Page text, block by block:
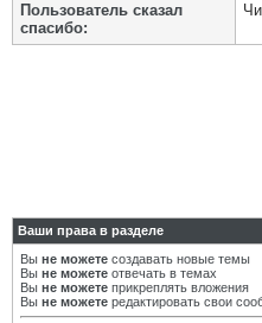
Пользователь сказал
cпасибо:
Ваши права в разделе
Вы не можете создавать новые темы
Вы не можете отвечать в темах
Вы не можете прикреплять вложения
Вы не можете редактировать свои